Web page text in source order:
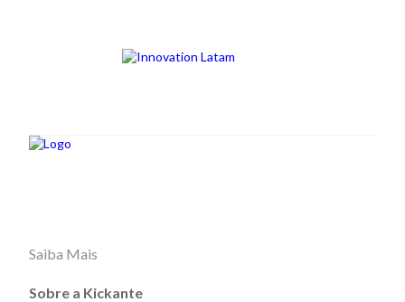
Saiba Mais
Sobre a Kickante